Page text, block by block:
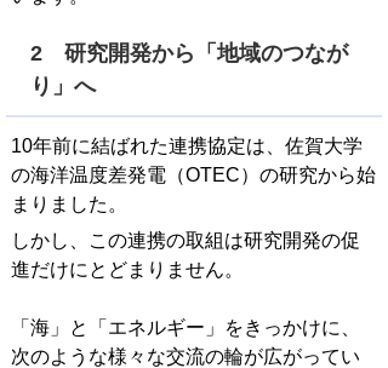
2 研究開発から「地域のつなが
り」へ
10年前に結ばれた連携協定は、佐賀大学
の海洋温度差発電（OTEC）の研究から始
まりました。
しかし、この連携の取組は研究開発の促
進だけにとどまりません。
「海」と「エネルギー」をきっかけに、
次のような様々な交流の輪が広がってい